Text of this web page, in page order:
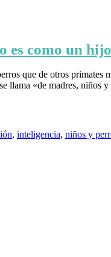
es como un
que de otros
llama «de madres, niños
, inteligencia, niños y